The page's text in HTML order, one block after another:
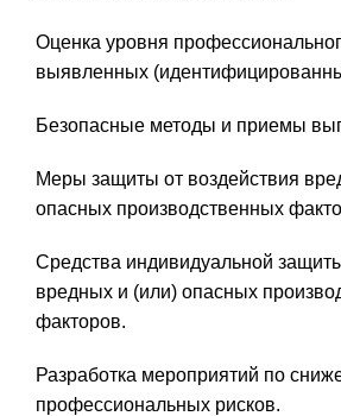
Оценка уровня
выявленных
Безопасные методы и приемы
Меры защиты от воздействия
опасных производственных
Средства индивидуальной
вредных и (или) опасных
факторов.
Разработка мероприятий по
профессиональных рисков.